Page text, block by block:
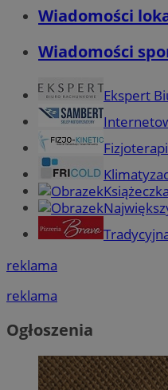
Wiadomości
Wiadomości
Ekspert
reklama
reklama
Ogłoszenia